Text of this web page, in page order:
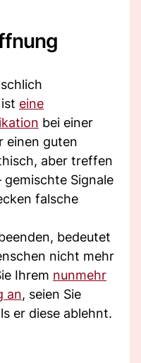
eine
bei einer
einen guten
aber treffen
gemischte Signale
falsche
bedeutet
nicht mehr
Ihrem nunmehr
an, seien Sie
er diese ablehnt.